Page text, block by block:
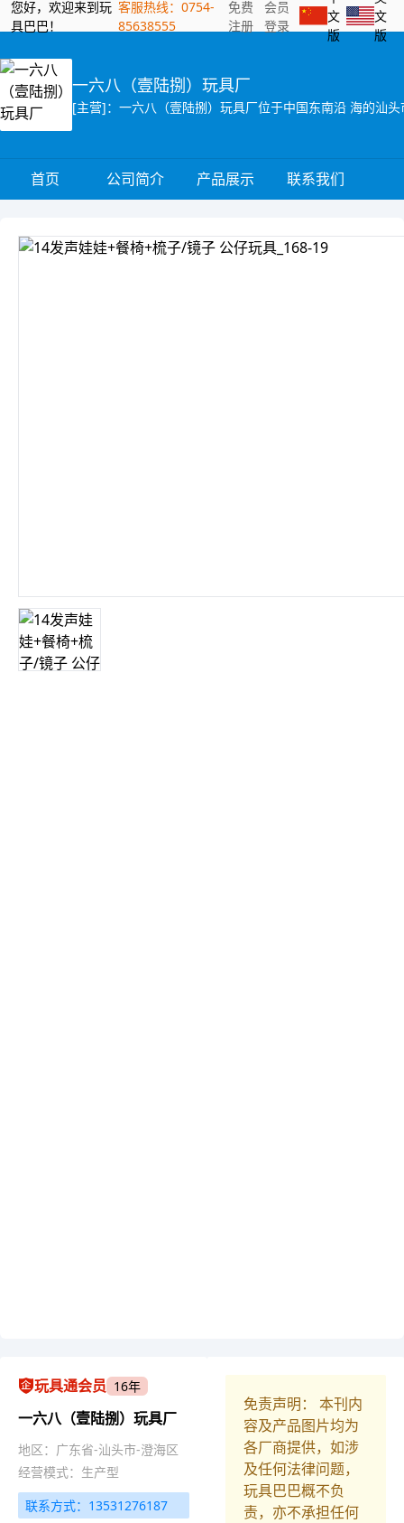
您好，欢迎来到玩
具巴巴！
客服热线：0754-
85638555
免费
注册
会员
登录
文
版
文
版
一六八（壹陆捌）玩具厂
首页 公司简介 产品展示 联系我们
玩具通会员 16年
一六八（壹陆捌）玩具厂
地区：广东省-汕头市-澄海区
经营模式：生产型
联系方式：13531276187
免责声明： 本刊内
容及产品图片均为
各厂商提供，如涉
及任何法律问题，
玩具巴巴概不负
责，亦不承担任何